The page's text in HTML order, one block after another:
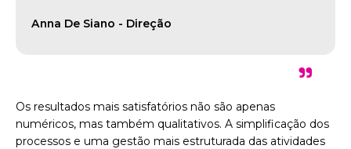
Anna De Siano - Direção
"
Os resultados mais satisfatórios não são apenas
numéricos, mas também qualitativos. A simplificação dos
processos e uma gestão mais estruturada das atividades